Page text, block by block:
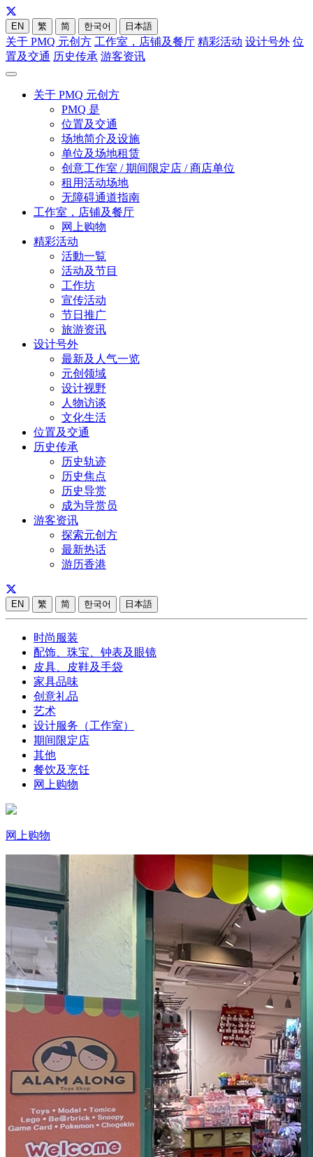
EN 繁 简 한국어 日本語
关于 PMQ 元创方 工作室，店铺及餐厅 精彩活动 设计号外 位
置及交通 历史传承 游客资讯
关于 PMQ 元创方
PMQ 是
位置及交通
场地简介及设施
单位及场地租赁
创意工作室 / 期间限定店 / 商店单位
租用活动场地
无障碍通道指南
工作室，店铺及餐厅
网上购物
精彩活动
活動一覧
活动及节目
工作坊
宣传活动
节日推广
旅游资讯
设计号外
最新及人气一览
元创领域
设计视野
人物访谈
文化生活
位置及交通
历史传承
历史轨迹
历史焦点
历史导赏
成为导赏员
游客资讯
探索元创方
最新热话
游历香港
EN 繁 简 한국어 日本語
时尚服装
配饰、珠宝、钟表及眼镜
皮具、皮鞋及手袋
家具品味
创意礼品
艺术
设计服务（工作室）
期间限定店
其他
餐饮及烹饪
网上购物
网上购物